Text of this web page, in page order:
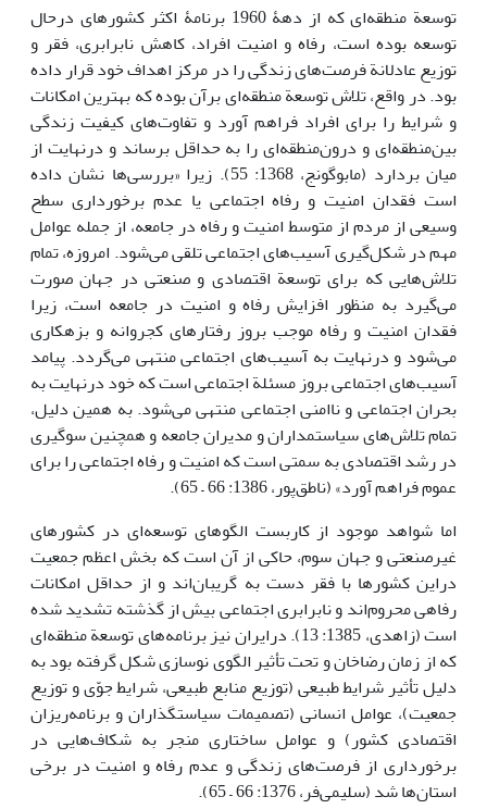
توسعة منطقه‌ای که از دهۀ 1960 برنامۀ اکثر کشورهای درحال
توسعه بوده است، رفاه و امنیت افراد، کاهش نابرابری، فقر و
توزیع عادلانة فرصت‌های زندگی را در مرکز اهداف خود قرار داده
بود. در واقع، تلاش توسعة منطقه‌ای برآن بوده که بهترین امکانات
و شرایط را برای افراد فراهم آورد و تفاوت‌های کیفیت زندگی
بین‌منطقه‌ای و درون‌منطقه‌ای را به حداقل برساند و درنهایت از
میان بردارد (مابوگونج، 1368: 55). زیرا «بررسی‌ها نشان داده
است فقدان امنیت و رفاه اجتماعی یا عدم برخورداری سطح
وسیعی از مردم از متوسط امنیت و رفاه در جامعه، از جمله عوامل
مهم در شکل‌گیری آسیب‌های اجتماعی تلقی می‌شود. امروزه، تمام
تلاش‌هایی که برای توسعة اقتصادی و صنعتی در جهان صورت
می‌گیرد به منظور افزایش رفاه و امنیت در جامعه است، زیرا
فقدان امنیت و رفاه موجب بروز رفتارهای کجروانه و بزهکاری
می‌شود و درنهایت به آسیب‌های اجتماعی منتهی می‌گردد. پیامد
آسیب‌های اجتماعی بروز مسئلة اجتماعی است که خود درنهایت به
بحران اجتماعی و ناامنی اجتماعی منتهی می‌شود. به همین دلیل،
تمام تلاش‌های سیاستمداران و مدیران جامعه و همچنین سوگیری
در رشد اقتصادی به سمتی است که امنیت و رفاه اجتماعی را برای
عموم فراهم آورد» (ناطق‌پور، 1386: 66 – 65).
اما شواهد موجود از کاربست الگوهای توسعه‌ای در کشورهای
غیرصنعتی و جهان سوم، حاکی از آن است که بخش اعظم جمعیت
در‌این کشورها با فقر دست به گریبان‌اند و از حداقل امکانات
رفاهی محروم‌اند و نابرابری اجتماعی بیش از گذشته تشدید شده
است (زاهدی، 1385: 13). در‌ایران نیز برنامه‌های توسعة منطقه‌ای
که از زمان رضاخان و تحت تأثیر الگوی نوسازی شکل گرفته بود به
دلیل تأثیر شرایط طبیعی (توزیع منابع طبیعی، شرایط جوّی و توزیع
جمعیت)، عوامل انسانی (تصمیمات سیاستگذاران و برنامه‌ریزان
اقتصادی کشور) و عوامل ساختاری منجر به شکاف‌هایی در
برخورداری از فرصت‌های زندگی و عدم رفاه و امنیت در برخی
استان‌ها شد (سلیمی‌فر، 1376: 66 – 65).